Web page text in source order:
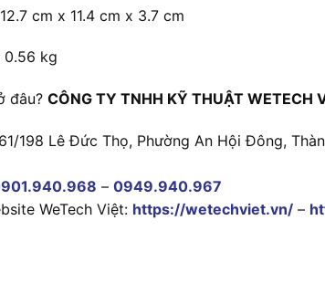
cm x 11.4 cm x 3.7 cm
0.56 kg
đâu? CÔNG TY TNHH KỸ THUẬT WETECH
198 Lê Đức Thọ, Phường An Hội Đông,
– 0949.940.967
WeTech Việt: https://wetechviet.vn/ –